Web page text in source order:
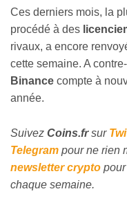
Ces derniers mois, la
procédé à des
rivaux, a encore
cette semaine. A
Binance compte à
année.
Suivez Coins.frsur
Telegram pour ne rien
newsletter crypto
chaque semaine.